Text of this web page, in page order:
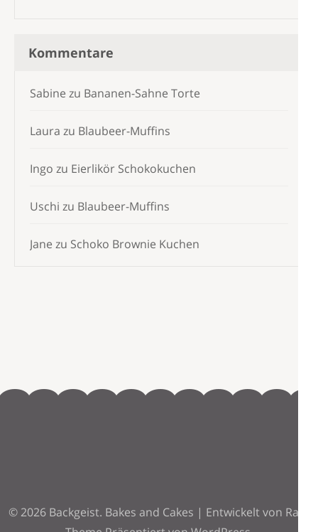
Kommentare
Sabine zu Bananen-Sahne Torte
Laura zu Blaubeer-Muffins
Ingo zu Eierlikör Schokokuchen
Uschi zu Blaubeer-Muffins
Jane zu Schoko Brownie Kuchen
© 2026 Backgeist. Bakes and Cakes | Entwickelt von Rara